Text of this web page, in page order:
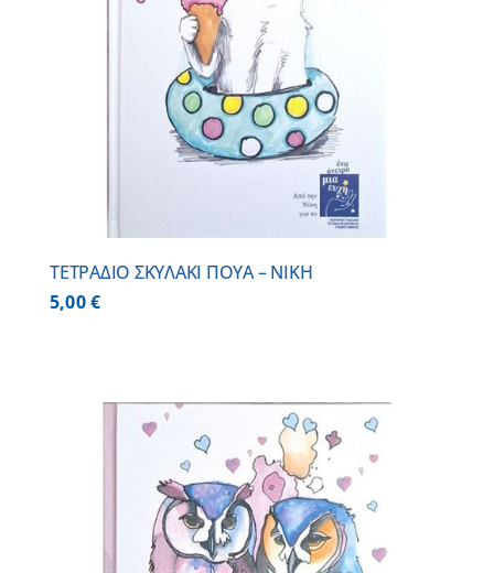
ΤΕΤΡΑΔΙΟ ΣΚΥΛΑΚΙ ΠΟΥΑ – ΝΙΚΗ
5,00€